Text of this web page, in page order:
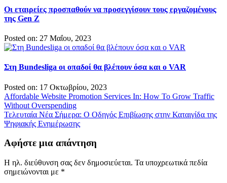
Οι εταιρείες προσπαθούν να προσεγγίσουν τους εργαζομένους
της Gen Z
Posted on: 27 Μαΐου, 2023
Στη Bundesliga οι οπαδοί θα βλέπουν όσα και ο VAR
Posted on: 17 Οκτωβρίου, 2023
Πλοήγηση
άρθρων
Affordable Website Promotion Services In: How To Grow Traffic
Without Overspending
Τελευταία Νέα Σήμερα: Ο Οδηγός Επιβίωσης στην Καταιγίδα της
Ψηφιακής Ενημέρωσης
Αφήστε μια απάντηση
Η ηλ. διεύθυνση σας δεν δημοσιεύεται. Τα υποχρεωτικά πεδία
σημειώνονται με *